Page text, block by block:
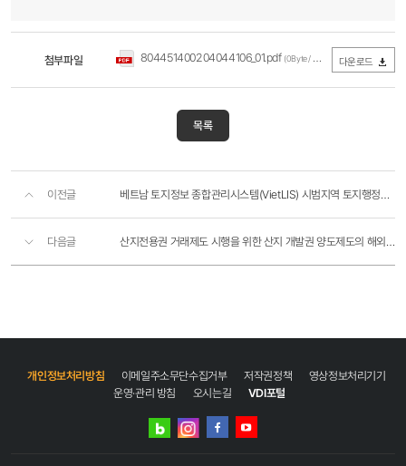
첨부파일 804451400204044106_01.pdf (0Byte / 다운로드 203회) 다운로드
목록
이전글 베트남 토지정보 종합관리시스템(VietLIS) 시범지역 토지행정업무 및 토지정보화 기초현황조사
다음글 산지전용권 거래제도 시행을 위한 산지 개발권 양도제도의 해외사례 조사
개인정보처리방침 이메일주소무단수집거부 저작권정책
영상정보처리기기
운영·관리 방침
오시는길 VDI포털
네이버
인스타그램